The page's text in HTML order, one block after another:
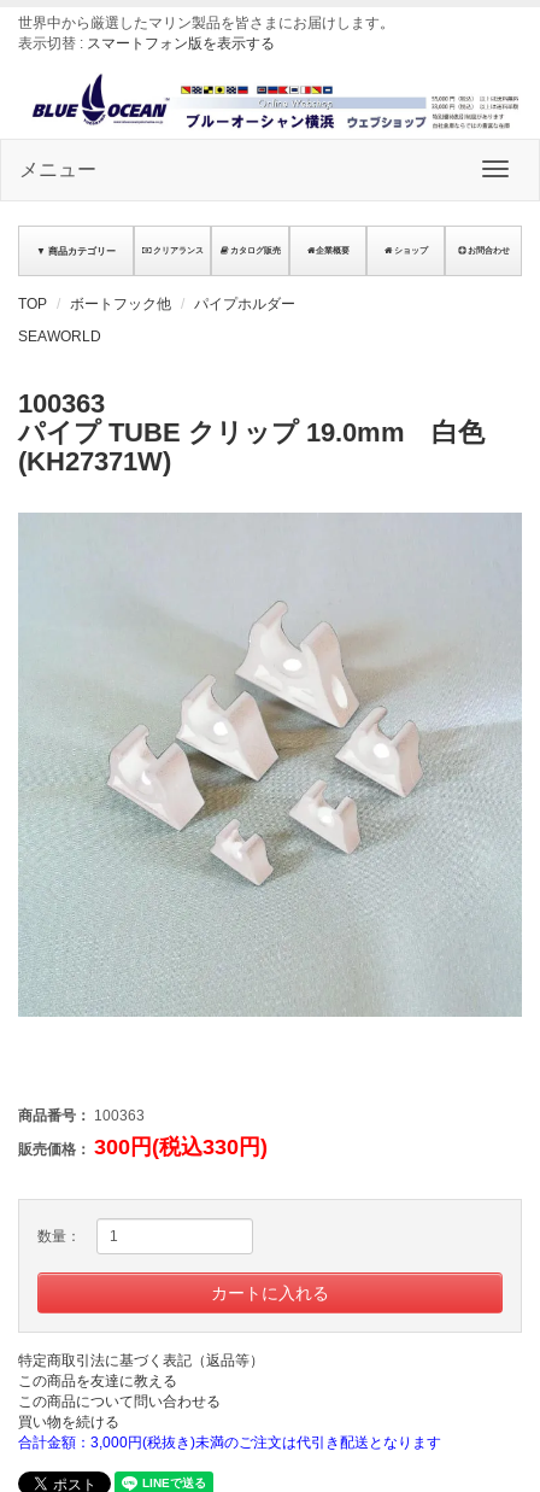
世界中から厳選したマリン製品を皆さまにお届けします。
表示切替 : スマートフォン版を表示する
メニュー
▼ 商品カテゴリー クリアランス カタログ販売 企業概要 ショップ お問合わせ
TOP ボートフック他
パイプホルダー
SEAWORLD
100363
パイプ TUBE クリップ 19.0mm 白色
(KH27371W)
商品番号： 100363
販売価格： 300円(税込330円)
数量：
特定商取引法に基づく表記（返品等）
この商品を友達に教える
この商品について問い合わせる
買い物を続ける
合計金額：3,000円(税抜き)未満のご注文は代引き配送となります